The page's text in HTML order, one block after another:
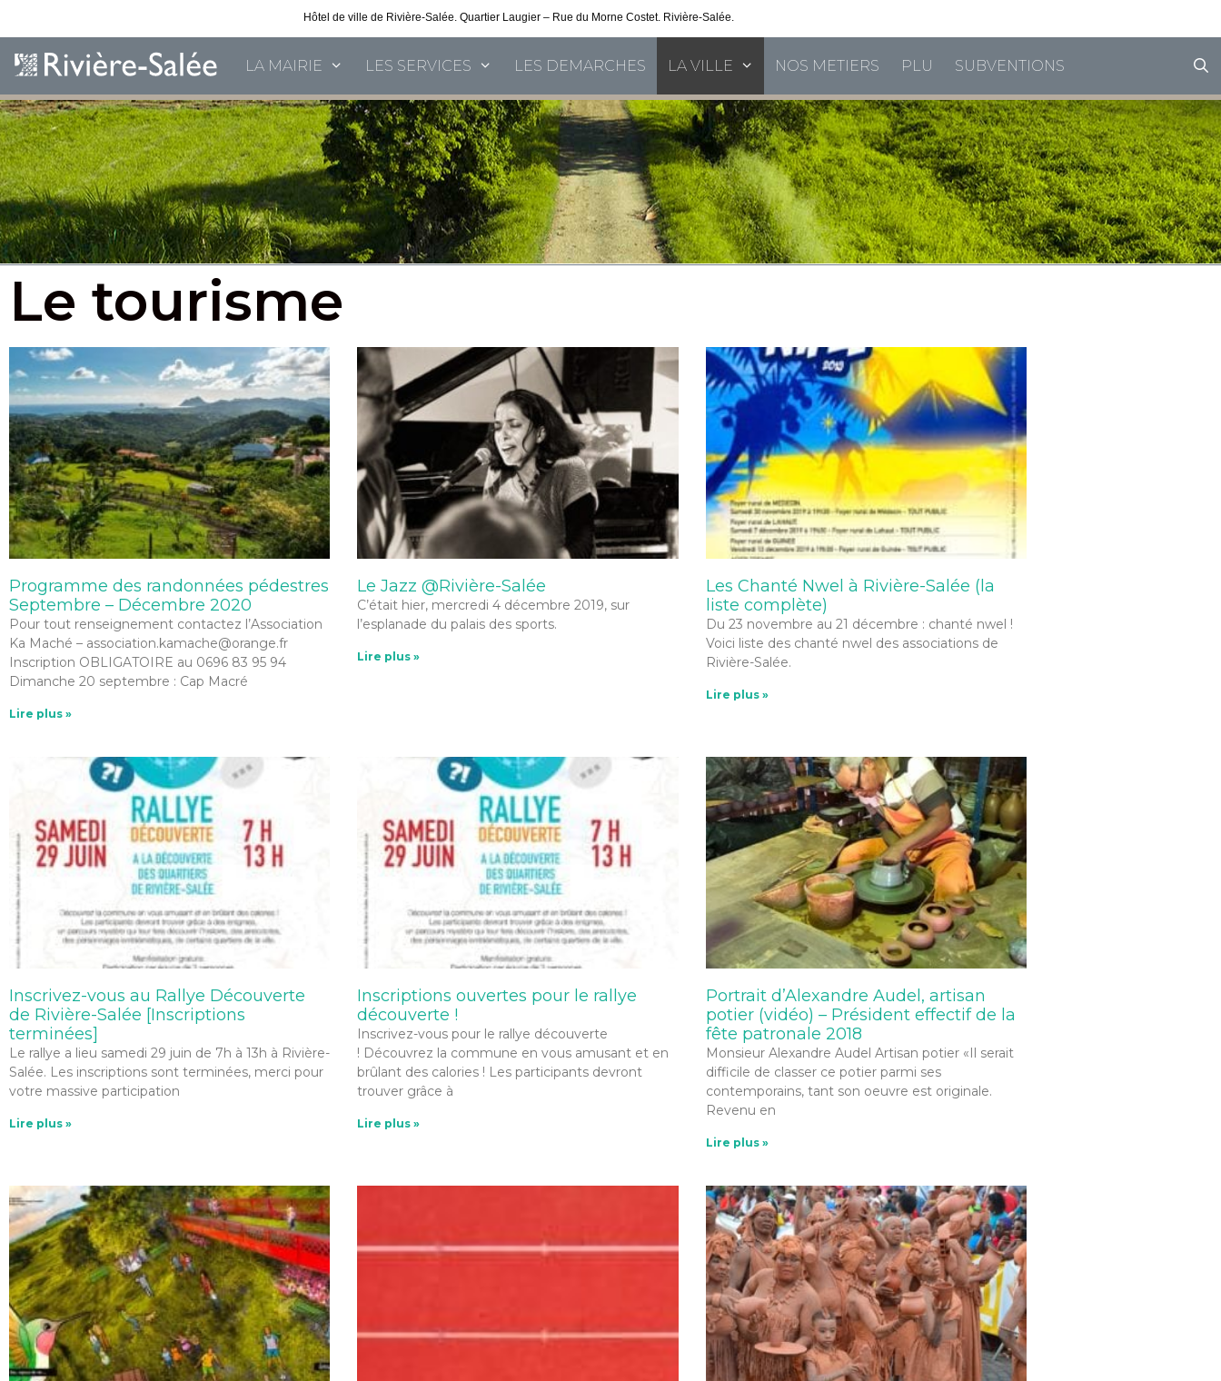
Hôtel de ville de Rivière-Salée. Quartier Laugier – Rue du Morne Costet. Rivière-Salée.
LA MAIRIE LES SERVICES LES DEMARCHES LA VILLE NOS METIERS PLU SUBVENTIONS
Le tourisme
Programme des randonnées pédestres
Septembre – Décembre 2020
Pour tout renseignement contactez l’Association
Ka Maché – association.kamache@orange.fr
Inscription OBLIGATOIRE au 0696 83 95 94
Dimanche 20 septembre : Cap Macré
Lire plus »
Le Jazz @Rivière-Salée
C’était hier, mercredi 4 décembre 2019, sur
l’esplanade du palais des sports.
Lire plus »
Les Chanté Nwel à Rivière-Salée (la
liste complète)
Du 23 novembre au 21 décembre : chanté nwel !
Voici liste des chanté nwel des associations de
Rivière-Salée.
Lire plus »
Inscrivez-vous au Rallye Découverte
de Rivière-Salée [Inscriptions
terminées]
Le rallye a lieu samedi 29 juin de 7h à 13h à Rivière-
Salée. Les inscriptions sont terminées, merci pour
votre massive participation
Lire plus »
Inscriptions ouvertes pour le rallye
découverte !
Inscrivez-vous pour le rallye découverte
! Découvrez la commune en vous amusant et en
brûlant des calories ! Les participants devront
trouver grâce à
Lire plus »
Portrait d’Alexandre Audel, artisan
potier (vidéo) – Président effectif de la
fête patronale 2018
Monsieur Alexandre Audel Artisan potier «Il serait
difficile de classer ce potier parmi ses
contemporains, tant son oeuvre est originale.
Revenu en
Lire plus »